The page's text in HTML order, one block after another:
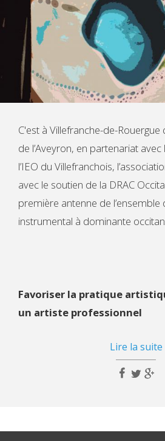
C'est à Villefranche-de-
de l’Aveyron, en partenariat avec
l’IEO du Villefranchois,
avec le soutien de la DRAC
première antenne de
instrumental à dominante
Favoriser la pratique
un artiste professionnel
Lire la suite